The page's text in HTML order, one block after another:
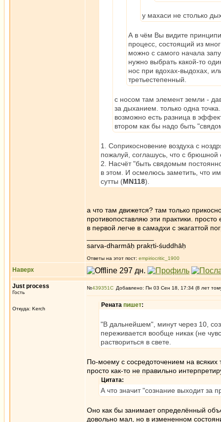
у махаси не столько
А в чём Вы видите
процесс, состоящий из
можно с самого начала
нужно выбрать какой-то
нос при вдохах-выдохах,
третьестепенный.
с носом там элемент земли -
за дыханием. только одна
возможно есть разница в
втором как бы надо быть
1. Соприкосновение воздуха с
пожалуй, соглашусь, что с брюшной
2. Насчёт "быть свядомым
в этом. И осмелюсь заметить, что
сутты (MN118).
а что там движется? там только
противопоставляю эти практики.
в первой легче в самадхи с экагаттой
sarva-dharmāḥ prakṛti-śuddhāḥ
Ответы на этот пост: empiriocritic_1900
Наверх
Just process
Гость
Откуда: Kerch
№439351 Добавлено: Пн 03 Сен 18, 17:34 (8 лет
Рената пишет:
"В дальнейшем", минут через 10,
переживается вообще никак (не
раствориться в свете.
По-моему с сосредоточением на
просто как-то не правильно
Цитата:
А что значит "сознание выходит за
Оно как бы занимает определённый
довольно мал, но в измененном